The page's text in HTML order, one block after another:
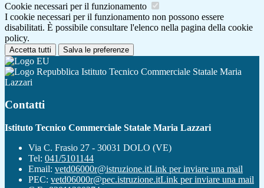
Cookie necessari per il funzionamento
I cookie necessari per il funzionamento non possono essere
disabilitati. È possibile consultare l'elenco nella pagina della cookie
policy.
Accetta tutti Salva le preferenze
Istituto Tecnico Commerciale Statale Maria
Lazzari
Contatti
Istituto Tecnico Commerciale Statale Maria Lazzari
Via C. Frasio 27 - 30031 DOLO (VE)
Tel: 041/5101144
Email: vetd06000r@istruzione.itLink per inviare una mail
PEC: vetd06000r@pec.istruzione.itLink per inviare una mail